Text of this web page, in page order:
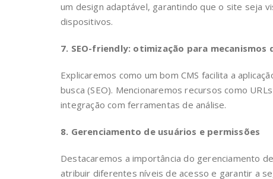
um design adaptável, garantindo que o site seja
dispositivos.
7. SEO-friendly: otimização para mecanismos
Explicaremos como um bom CMS facilita a
busca (SEO). Mencionaremos recursos como
integração com ferramentas de análise.
8. Gerenciamento de usuários e permissões
Destacaremos a importância do gerenciamento
atribuir diferentes níveis de acesso e garantir a